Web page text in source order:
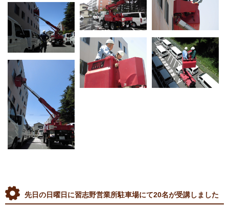
先日の日曜日に習志野営業所駐車場にて20名が受講しました